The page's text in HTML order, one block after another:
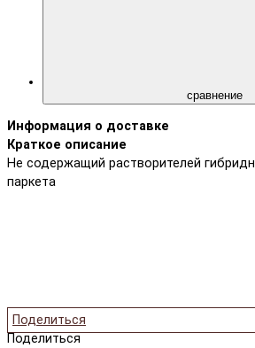
сравнение
Информация о доставке
Краткое описание
Не содержащий растворителей
паркета
Поделиться
Поделиться